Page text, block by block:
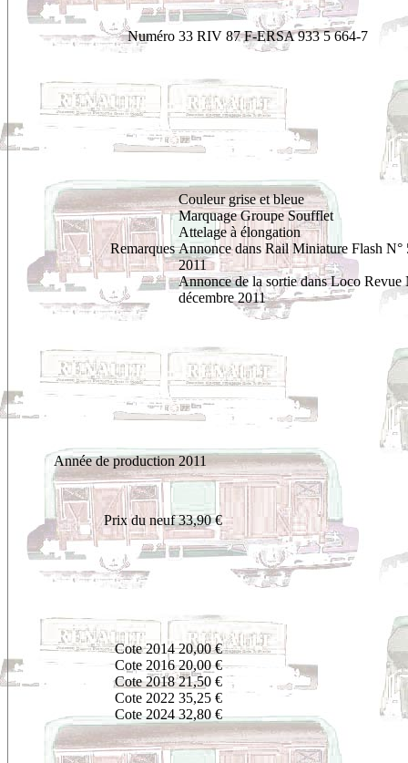
Numéro 33 RIV 87 F-ERSA 933 5 664-7
Remarques
Couleur grise et bleue
Marquage Groupe Soufflet
Attelage à élongation
Annonce dans Rail Miniature Flash N°
2011
Annonce de la sortie dans Loco Revue
décembre 2011
Année de production 2011
Prix du neuf 33,90 €
Cote 2014
Cote 2016
Cote 2018
Cote 2022
Cote 2024
20,00 €
20,00 €
21,50 €
35,25 €
32,80 €